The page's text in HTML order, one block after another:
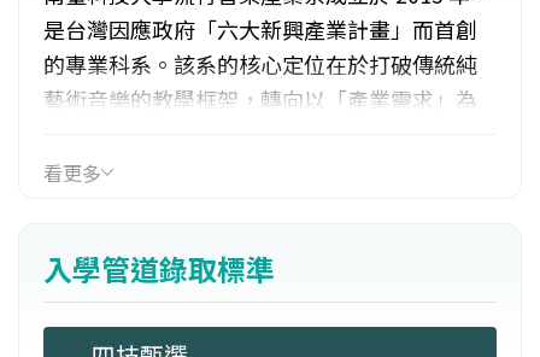
是台灣因應政府「六大新興產業計畫」而首創
的專業科系。該系的核心定位在於打破傳統純
藝術音樂的教學框架，轉向以「產業需求」為
的人才培育管道，透過強化產學合作機制，解
課程涵蓋流行音樂產業所需的四大專長領域：
創作表演、演藝經紀、錄音後製與舞台燈光音
響。學生可依興趣由「音樂創作及展演」或
看更多
入學管道錄取標準